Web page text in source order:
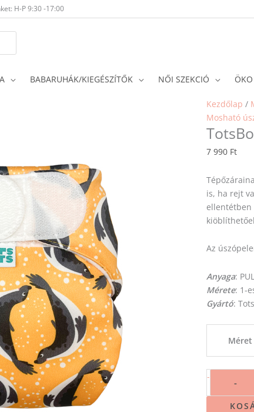
H-P 9:30 -17:00
BABARUHÁK/KIEGÉSZÍTŐK NŐI SZEKCIÓ
Kezdőlap /
Mosható
7 990 Ft
is, ha rejt
ellentétben
Az
Anyaga:
Mérete: 1-
Gyártó:
Méret
- -
TotsBots
mosható
Fóka